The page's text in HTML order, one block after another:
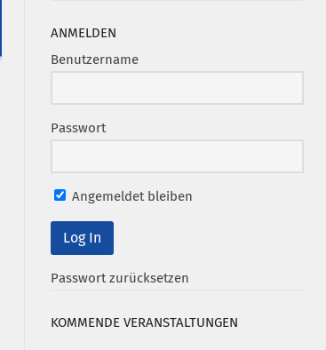
ANMELDEN
Benutzername
Passwort
Angemeldet bleiben
Passwort zurücksetzen
KOMMENDE VERANSTALTUNGEN